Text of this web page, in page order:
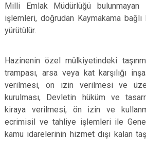
Doğanyurt
Milli Emlak Müdürlüğü
işlemleri, doğrudan Kaymakama
yürütülür.
Hazinenin özel mülkiyetindeki
trampası, arsa veya kat karşılığı
verilmesi, ön izin verilmesi ve
kurulması, Devletin hüküm ve
kiraya verilmesi, ön izin ve
ecrimisil ve tahliye işlemleri ile
kamu idarelerinin hizmet dışı kalan